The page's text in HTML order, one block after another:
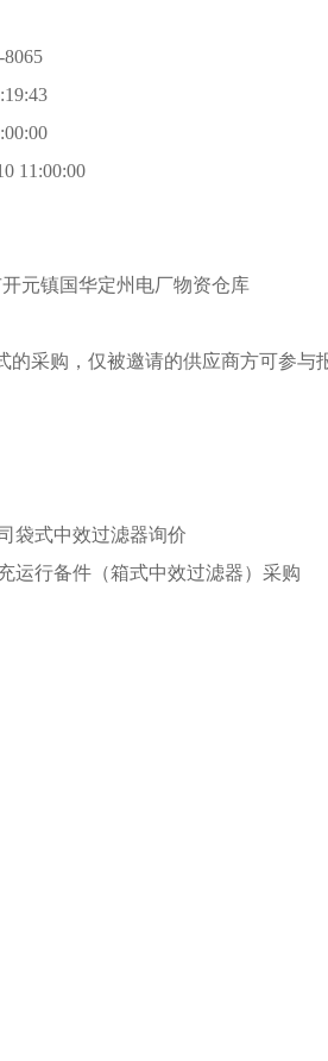
11:00:00
元镇国华定州电厂物资仓库
的采购，仅被邀请的供应商方可参与
袋式中效过滤器询价
运行备件（箱式中效过滤器）采购